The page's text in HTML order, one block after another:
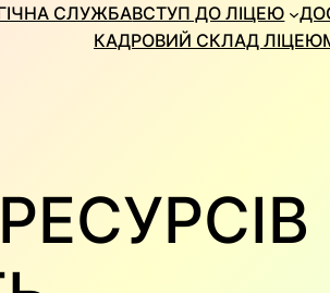
СЛУЖБАВСТУП ДО ЛІЦЕЮ
КАДРОВИЙ СКЛАД ЛІЦЕЮ